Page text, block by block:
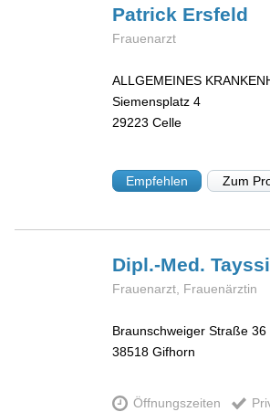
Patrick Ersfeld
Frauenarzt
ALLGEMEINES
Siemensplatz 4
29223 Celle
Empfehlen Zum
Dipl.-Med.
Frauenarzt, Frauenärztin
Braunschweiger Straße 36
38518 Gifhorn
Öffnungszeiten